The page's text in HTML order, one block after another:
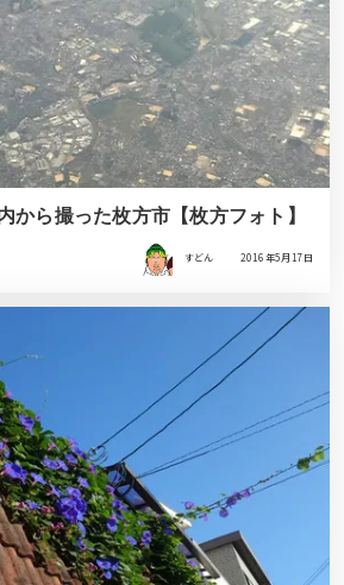
から撮った枚方市【枚方フォト】
すどん 2016年5月17日